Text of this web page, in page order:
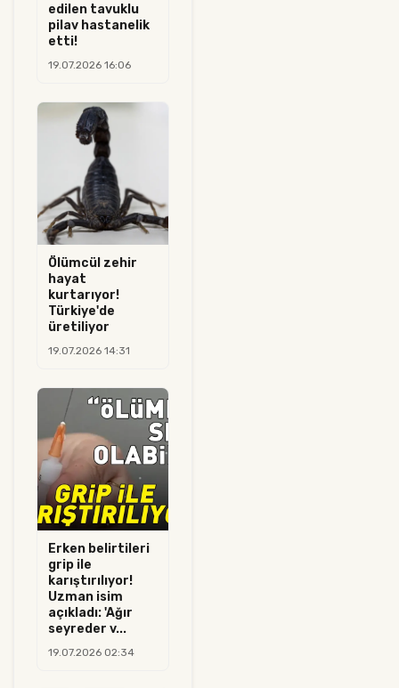
edilen tavuklu
pilav hastanelik
etti!
19.07.2026 16:06
Ölümcül zehir
hayat
kurtarıyor!
Türkiye'de
üretiliyor
19.07.2026 14:31
Erken belirtileri
grip ile
karıştırılıyor!
Uzman isim
açıkladı: 'Ağır
seyreder v...
19.07.2026 02:34